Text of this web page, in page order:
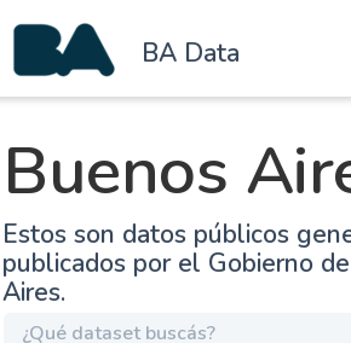
BA Data
Buenos
Estos son datos públicos
publicados por el Gobierno
Aires.